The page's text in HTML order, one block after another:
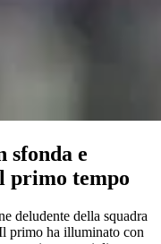
sfonda e
primo tempo
deludente della squadra
primo ha illuminato con